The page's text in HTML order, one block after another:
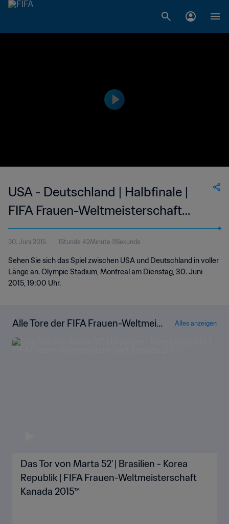
USA - Deutschland | Halbfinale |
FIFA Frauen-Weltmeisterschaft
Kanada 2015™ | Spiel in voller Länge
30. Juni 2015 1Stunde 42Minute 11Sekunde
Sehen Sie sich das Spiel zwischen USA und Deutschland in voller
Länge an. Olympic Stadium, Montreal am Dienstag, 30. Juni
2015, 19:00 Uhr.
Alle Tore der FIFA Frauen-Weltmeis
terschaft Kanada 2015™
Alles anzeigen
Das Tor von Marta 52' | Brasilien - Korea
Republik | FIFA Frauen-Weltmeisterschaft
Kanada 2015™